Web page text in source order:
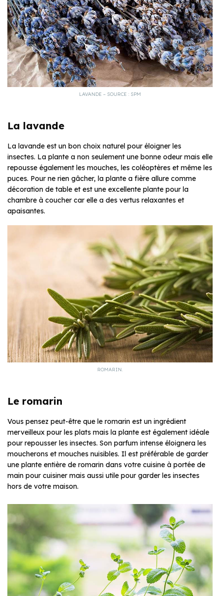
LAVANDE – SOURCE : SPM
La lavande
La lavande est un bon choix naturel pour éloigner les
insectes. La plante a non seulement une bonne odeur mais elle
repousse également les mouches, les coléoptères et même les
puces. Pour ne rien gâcher, la plante a fière allure comme
décoration de table et est une excellente plante pour la
chambre à coucher car elle a des vertus relaxantes et
apaisantes.
ROMARIN.
Le romarin
Vous pensez peut-être que le romarin est un ingrédient
merveilleux pour les plats mais la plante est également idéale
pour repousser les insectes. Son parfum intense éloignera les
moucherons et mouches nuisibles. Il est préférable de garder
une plante entière de romarin dans votre cuisine à portée de
main pour cuisiner mais aussi utile pour garder les insectes
hors de votre maison.